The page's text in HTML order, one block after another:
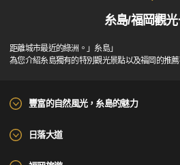
糸島/福岡觀
距離城市最近的綠洲。」糸島」
為您介紹糸島獨有的特別觀光景點以及福岡的推薦
豐富的自然風光，糸島的魅力
日落大道